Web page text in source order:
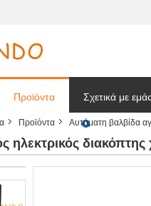
Προϊόντα Σχετικά με εμάς
Ζητήστε ένα
Προϊόντα Αυτόματη βαλβίδα
ηλεκτρικός